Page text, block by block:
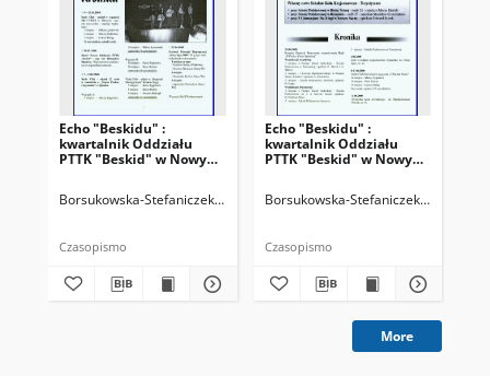
Echo "Beskidu" :
kwartalnik Oddziału
PTTK "Beskid" w Nowym
Borsukowska-Stefaniczek, Małgorzata. Redaktor Sobczyk, Adam.
Czasopismo
Echo "Beskidu" :
kwartalnik Oddziału
PTTK "Beskid" w Nowym
Borsukowska-Stefaniczek,
Czasopismo
More